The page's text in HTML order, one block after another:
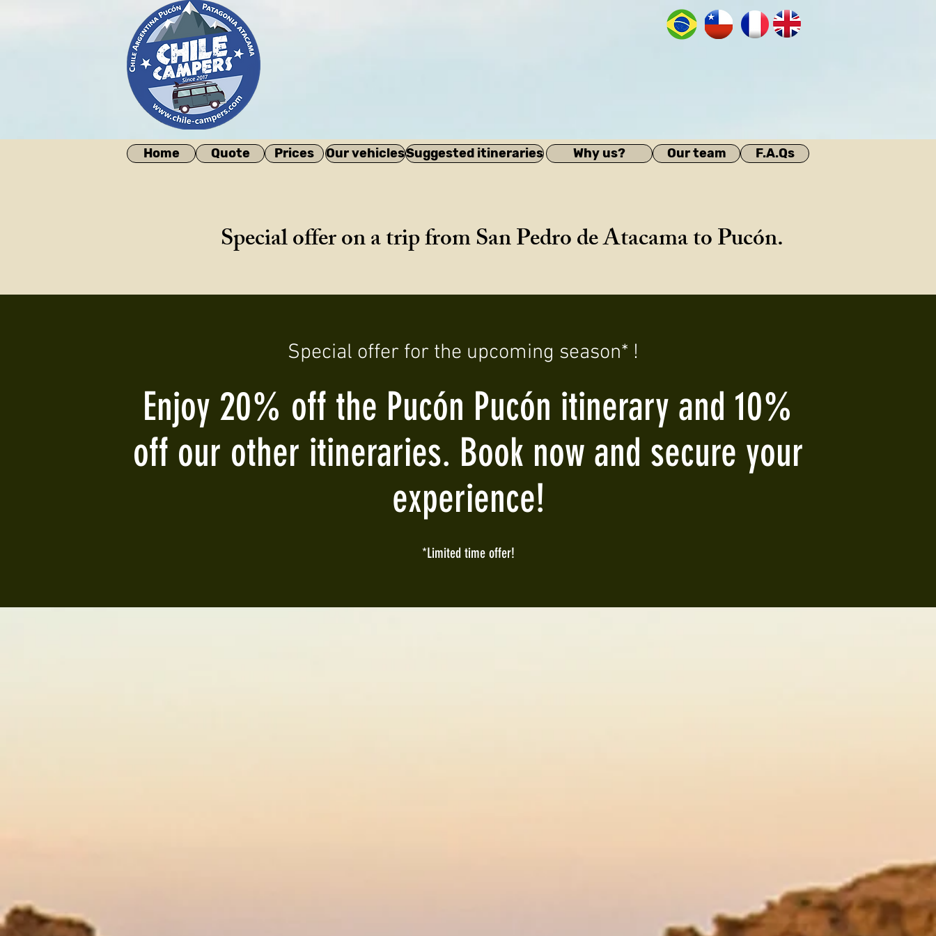
Home Quote Prices Our vehiclesSuggested itineraries Why us? Our team F.A.Qs
Special offer on a trip from San Pedro de Atacama to Pucón.
Special offer for the upcoming season* !
Enjoy 20% off the Pucón Pucón itinerary and 10%
off our other itineraries. Book now and secure your
experience!
*Limited time offer!